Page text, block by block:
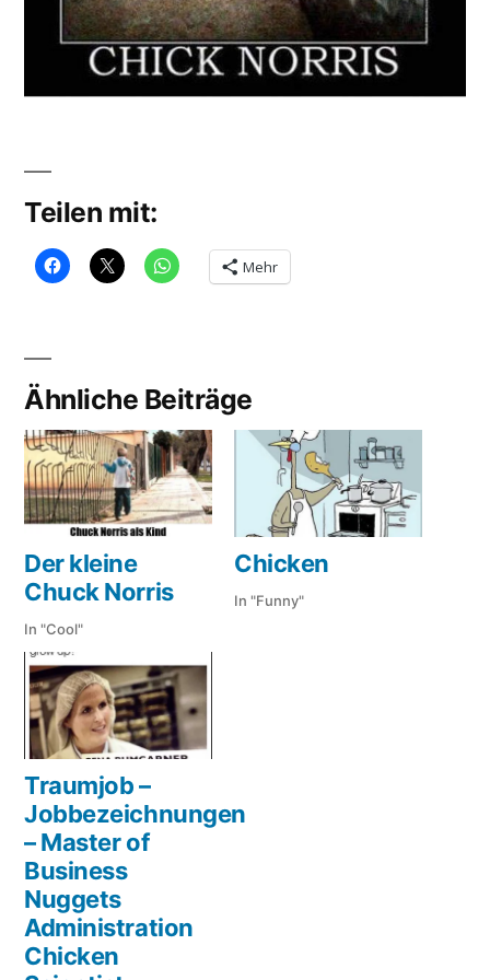
Teilen mit:
Mehr
Ähnliche Beiträge
Der kleine
Chuck Norris
In "Cool"
Chicken
In "Funny"
Traumjob –
Jobbezeichnungen
– Master of
Business
Nuggets
Administration
Chicken